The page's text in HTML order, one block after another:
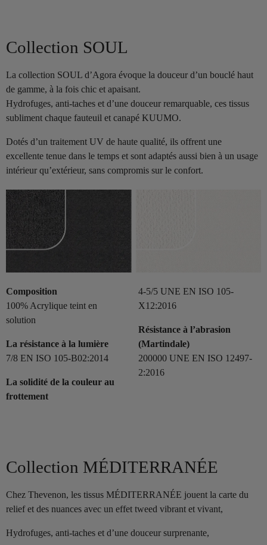
Collection SOUL
La collection SOUL d’Agora évoque la douceur d’un bouclé haut
de gamme, à la fois chic et apaisant.
Hydrofuges, anti-taches et d’une douceur remarquable, ces tissus
subliment chaque fauteuil et canapé KUUMO.
Dotés d’un traitement UV de haute qualité, ils offrent une
excellente tenue dans le temps et sont adaptés aussi bien à un usage
intérieur qu’extérieur, sans compromis sur le confort.
Composition
100% Acrylique teint en
solution
La résistance à la lumière
7/8 EN ISO 105-B02:2014
La solidité de la couleur au
frottement
4-5/5 UNE EN ISO 105-
X12:2016
Résistance à l’abrasion
(Martindale)
200000 UNE EN ISO 12497-
2:2016
Collection MÉDITERRANÉE
Chez Thevenon, les tissus MÉDITERRANÉE jouent la carte du
relief et des nuances avec un effet tweed vibrant et vivant,
Hydrofuges, anti-taches et d’une douceur surprenante,